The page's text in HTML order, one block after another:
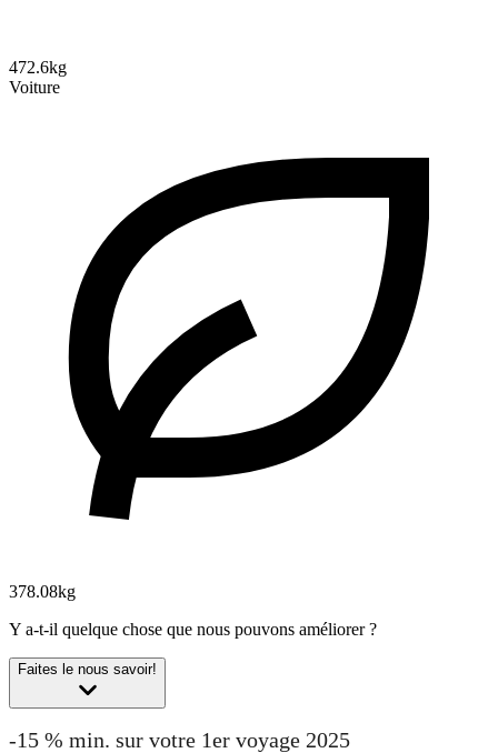
472.6kg
Voiture
378.08kg
Y a-t-il quelque chose que nous pouvons améliorer ?
Faites le nous savoir!
-15 % min. sur votre 1er voyage 2025